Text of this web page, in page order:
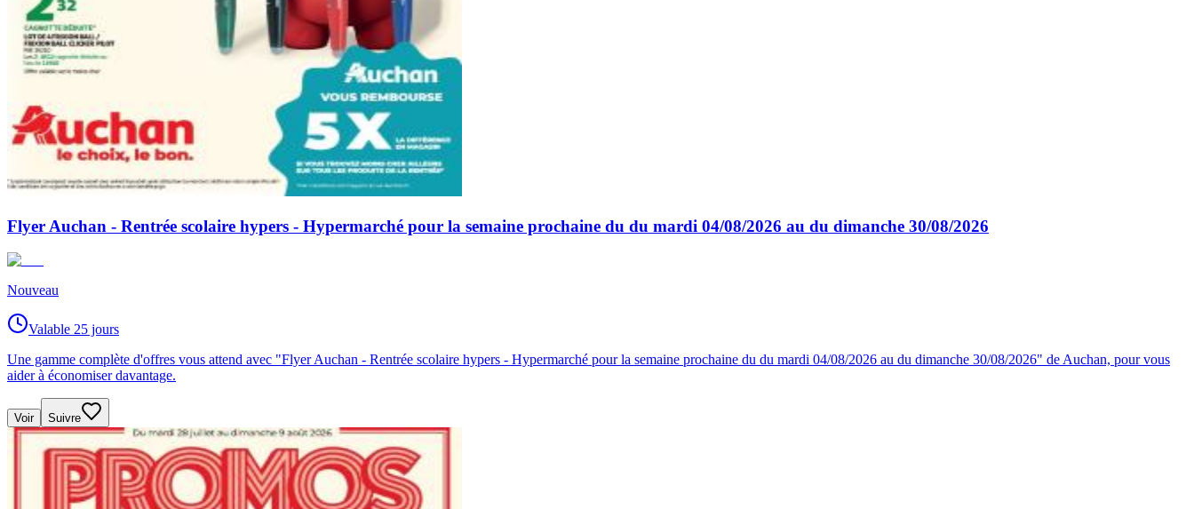
Flyer Auchan - Rentrée scolaire hypers - Hypermarché pour la semaine prochaine du du mardi 04/08/2026 au du dimanche 30/08/2026
Nouveau
Valable 25 jours
Une gamme complète d'offres vous attend avec "Flyer Auchan - Rentrée scolaire hypers - Hypermarché pour la semaine prochaine du du mardi 04/08/2026 au du dimanche 30/08/2026" de Auchan, pour vous
aider à économiser davantage.
Voir Suivre